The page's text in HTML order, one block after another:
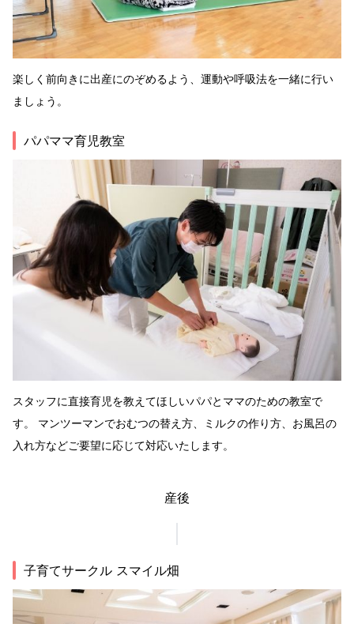
楽しく前向きに出産にのぞめるよう、運動や呼吸法を一緒に行い
ましょう。
パパママ育児教室
スタッフに直接育児を教えてほしいパパとママのための教室で
す。 マンツーマンでおむつの替え方、ミルクの作り方、お風呂の
入れ方などご要望に応じて対応いたします。
産後
子育てサークル スマイル畑